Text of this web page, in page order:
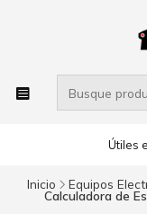
Útiles
Inicio Equipos
Calculadora de